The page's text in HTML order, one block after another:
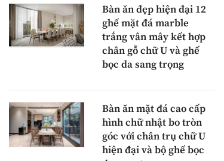
Bàn ăn đẹp hiện đại 12
ghế mặt đá marble
trắng vân mây kết hợp
chân gỗ chữ U và ghế
bọc da sang trọng
Bàn ăn mặt đá cao cấp
hình chữ nhật bo tròn
góc với chân trụ chữ U
hiện đại và bộ ghế bọc